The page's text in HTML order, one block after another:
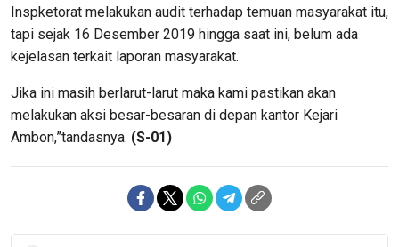
Inspketorat melakukan audit terhadap temuan masyarakat itu,
tapi sejak 16 Desember 2019 hingga saat ini, belum ada
kejelasan terkait laporan masyarakat.
Jika ini masih berlarut-larut maka kami pastikan akan
melakukan aksi besar-besaran di depan kantor Kejari
Ambon,”tandasnya. (S-01)